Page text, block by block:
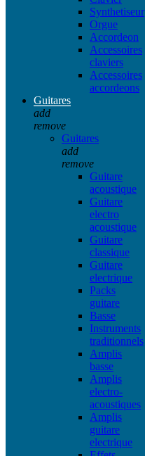
Synthetiseur
Orgue
Accordeon
Accessoires
claviers
Accessoires
accordeons
Guitares
add
remove
Guitares
add
remove
Guitare
acoustique
Guitare
electro
acoustique
Guitare
classique
Guitare
electrique
Packs
guitare
Basse
Instruments
traditionnels
Amplis
basse
Amplis
electro-
acoustiques
Amplis
guitare
electrique